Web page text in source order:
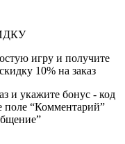
игру и получите
10% на заказ
и укажите бонус - код
“Комментарий”